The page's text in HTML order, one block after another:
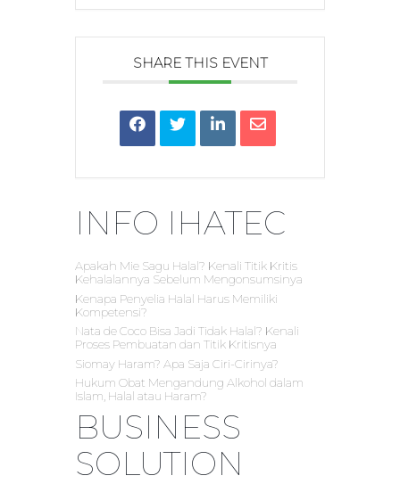
SHARE THIS EVENT
INFO IHATEC
Apakah Mie Sagu Halal? Kenali Titik Kritis
Kehalalannya Sebelum Mengonsumsinya
Kenapa Penyelia Halal Harus Memiliki
Kompetensi?
Nata de Coco Bisa Jadi Tidak Halal? Kenali
Proses Pembuatan dan Titik Kritisnya
Siomay Haram? Apa Saja Ciri-Cirinya?
Hukum Obat Mengandung Alkohol dalam
Islam, Halal atau Haram?
BUSINESS
SOLUTION